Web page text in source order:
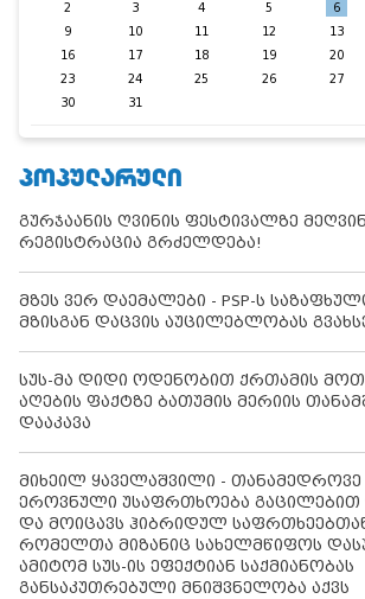
2
3 4 5 6
9
10 11 12 13
16
17 18 19 20
23
24 25 26 27
30
31
ᲞᲝᲞᲣᲚᲐᲠᲣᲚᲘ
გურჯაანის ღვინის ფესტივალზე
რეგისტრაცია გრძელდება!
მზეს ვერ დაემალები - PSP-ს
მზისგან დაცვის აუცილებლობას
სუს-მა დიდი ოდენობით ქრთამის
აღების ფაქტზე ბათუმის მერიის
დააკავა
მიხეილ ყაველაშვილი -
ეროვნული უსაფრთხოება
და მოიცავს ჰიბრიდულ
რომელთა მიზანიც სახელმწიფოს
ამიტომ სუს-ის ეფექტიან საქმიანობას
განსაკუთრებული მნიშვნელობა აქვს